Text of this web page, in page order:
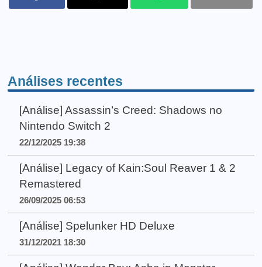
Análises recentes
[Análise] Assassin’s Creed: Shadows no
Nintendo Switch 2
22/12/2025 19:38
[Análise] Legacy of Kain:Soul Reaver 1 & 2
Remastered
26/09/2025 06:53
[Análise] Spelunker HD Deluxe
31/12/2021 18:30